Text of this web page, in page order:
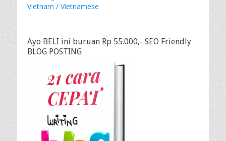
Vietnam / Vietnamese
Ayo BELI ini buruan Rp 55.000,- SEO Friendly
BLOG POSTING